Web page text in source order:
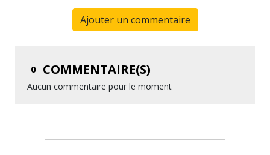
Ajouter un commentaire
0 COMMENTAIRE(S)
Aucun commentaire pour le moment